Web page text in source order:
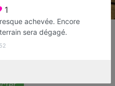
1
achevée. Encore
sera dégagé.